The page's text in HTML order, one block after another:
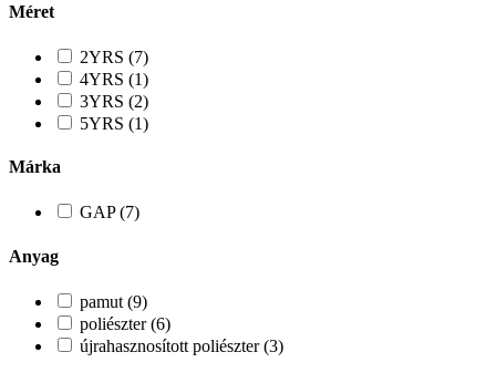
Méret
2YRS (7)
4YRS (1)
3YRS (2)
5YRS (1)
Márka
GAP (7)
Anyag
pamut (9)
poliészter (6)
újrahasznosított poliészter (3)